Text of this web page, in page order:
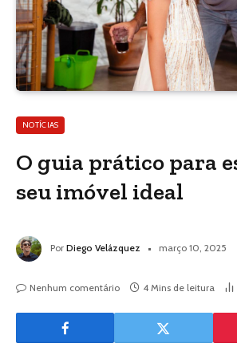
NOTÍCIAS
O guia prático para
seu imóvel ideal
Por Diego Velázquez março 10, 2025
Nenhum comentário 4 Mins de leitura